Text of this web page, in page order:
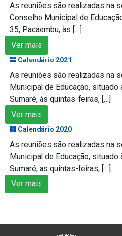
As reuniões são realizadas na
Conselho Municipal de
35, Pacaembu, às […]
Ver mais
Calendário 2021
As reuniões são realizadas na
Municipal de Educação, situado
Sumaré, às quintas-feiras, […]
Ver mais
Calendário 2020
As reuniões são realizadas na
Municipal de Educação, situado
Sumaré, às quintas-feiras, […]
Ver mais